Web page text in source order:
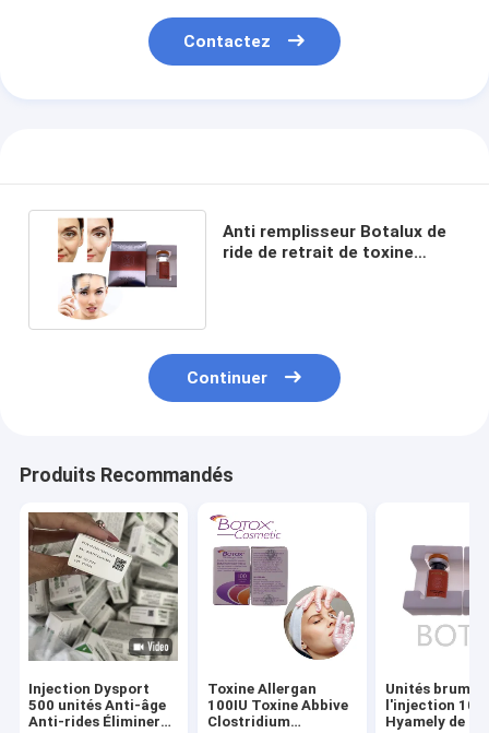
Contactez
Anti remplisseur Botalux de
ride de retrait de toxine
Continuer
Produits Recommandés
Injection Dysport
500 unités Anti-âge
Anti-rides Éliminer
Toxine Allergan
100IU Toxine Abbive
Clostridium
Unités
l'injection 100
Hyamely de poudre